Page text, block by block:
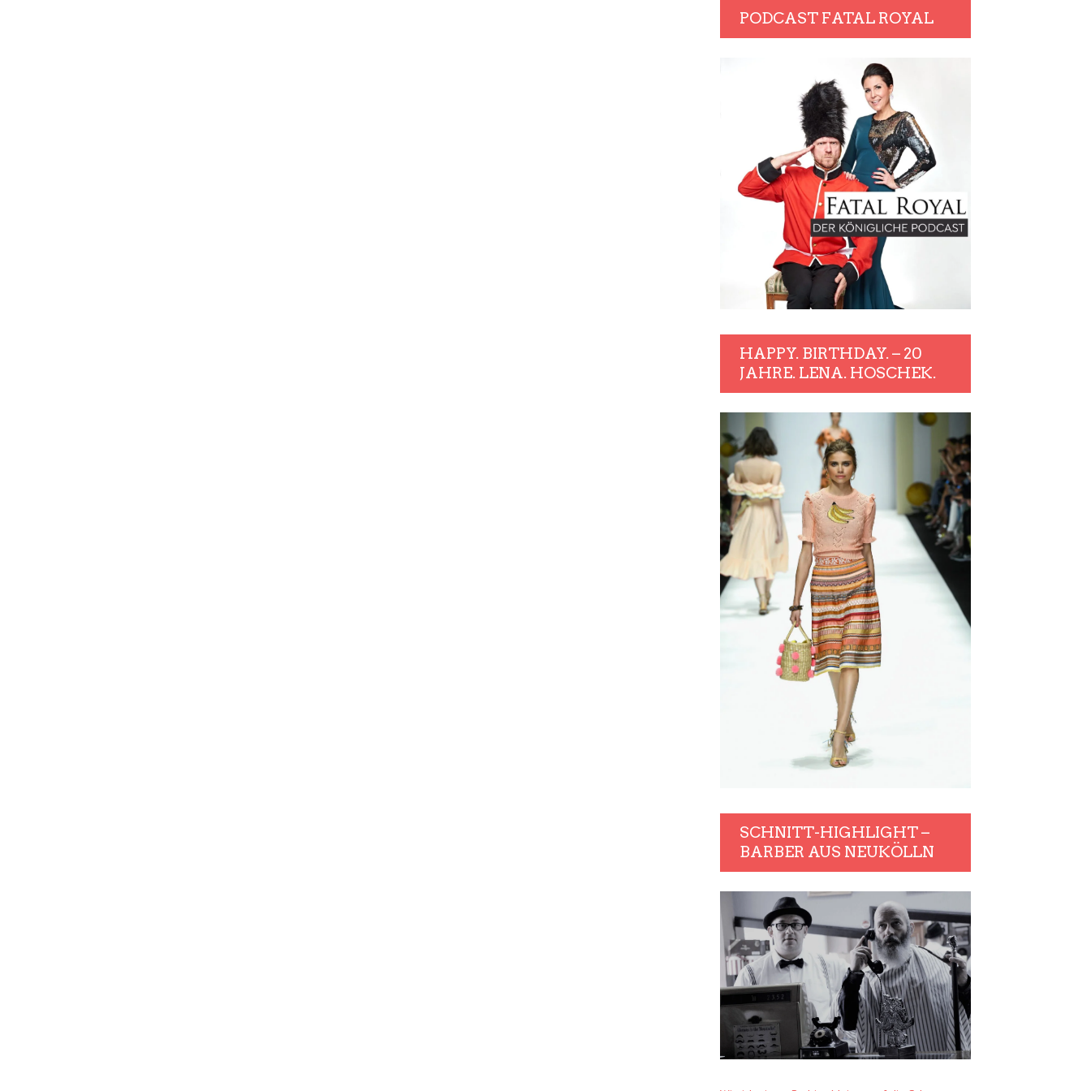
PODCAST FATAL ROYAL
HAPPY. BIRTHDAY. – 20
JAHRE. LENA. HOSCHEK.
SCHNITT-HIGHLIGHT –
BARBER AUS NEUKÖLLN